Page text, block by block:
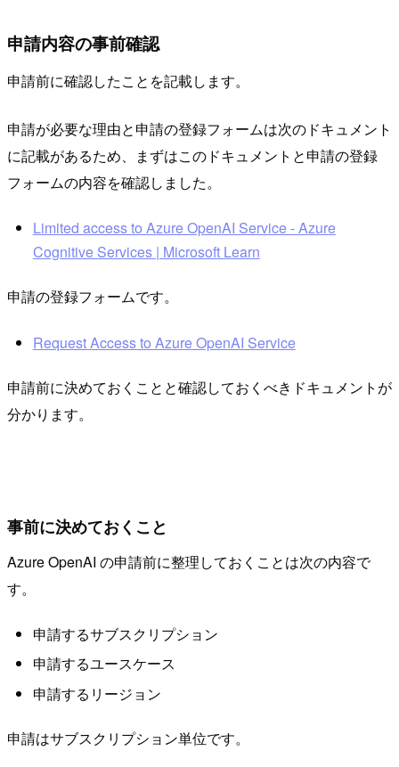
申請内容の事前確認
申請前に確認したことを記載します。
申請が必要な理由と申請の登録フォームは次のドキュメント
に記載があるため、まずはこのドキュメントと申請の登録
フォームの内容を確認しました。
Limited access to Azure OpenAI Service - Azure
Cognitive Services | Microsoft Learn
申請の登録フォームです。
Request Access to Azure OpenAI Service
申請前に決めておくことと確認しておくべきドキュメントが
分かります。
事前に決めておくこと
Azure OpenAI の申請前に整理しておくことは次の内容で
す。
申請するサブスクリプション
申請するユースケース
申請するリージョン
申請はサブスクリプション単位です。